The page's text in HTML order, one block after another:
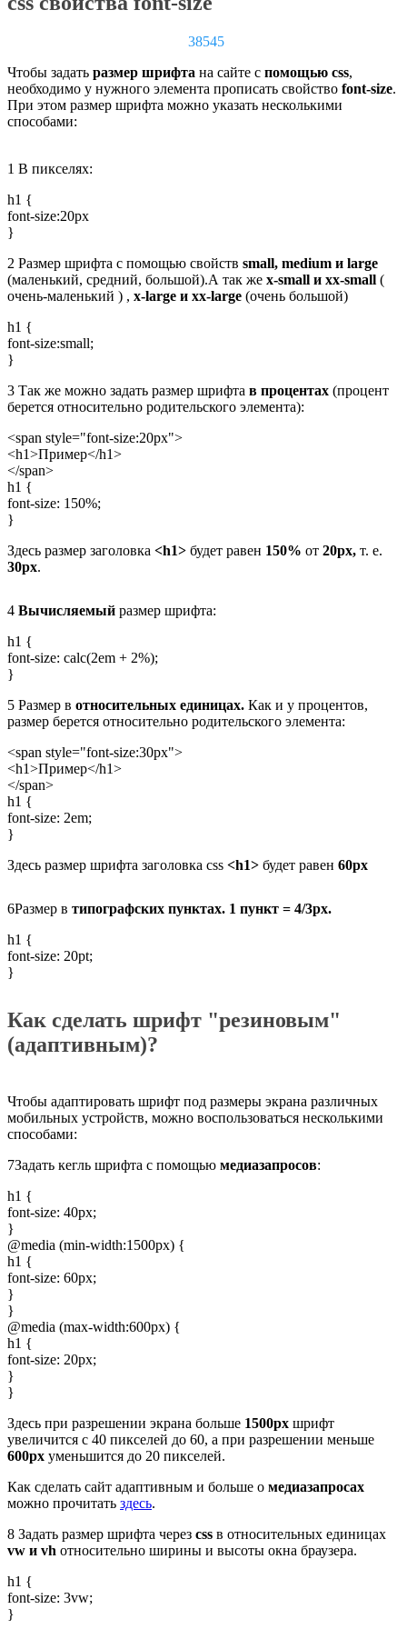
38545
Чтобы задать размер шрифта на сайте с помощью css,
необходимо у нужного элемента прописать свойство font-size.
При этом размер шрифта можно указать несколькими
способами:
1 В пикселях:
h1 {
font-size:20px
}
2 Размер шрифта с помощью свойств small, medium и large
(маленький, средний, большой).А так же x-small и xx-small (
очень-маленький ) , x-large и xx-large (очень большой)
h1 {
font-size:small;
}
3 Так же можно задать размер шрифта в процентах (процент
берется относительно родительского элемента):
<span style="font-size:20px">
<h1>Пример</h1>
</span>
h1 {
font-size: 150%;
}
Здесь размер заголовка <h1> будет равен 150% от 20px, т. е.
30px.
4 Вычисляемый размер шрифта:
h1 {
font-size: calc(2em + 2%);
}
5 Размер в относительных единицах. Как и у процентов,
размер берется относительно родительского элемента:
<span style="font-size:30px">
<h1>Пример</h1>
</span>
h1 {
font-size: 2em;
}
Здесь размер шрифта заголовка css <h1> будет равен 60px
6Размер в типографских пунктах. 1 пункт = 4/3px.
h1 {
font-size: 20pt;
}
Как сделать шрифт "резиновым"
(адаптивным)?
Чтобы адаптировать шрифт под размеры экрана различных
мобильных устройств, можно воспользоваться несколькими
способами:
7Задать кегль шрифта с помощью медиазапросов:
h1 {
font-size: 40px;
}
@media (min-width:1500px) {
h1 {
font-size: 60px;
}
}
@media (max-width:600px) {
h1 {
font-size: 20px;
}
}
Здесь при разрешении экрана больше 1500px шрифт
увеличится с 40 пикселей до 60, а при разрешении меньше
600px уменьшится до 20 пикселей.
Как сделать сайт адаптивным и больше о медиазапросах
можно прочитать здесь.
8 Задать размер шрифта через css в относительных единицах
vw и vh относительно ширины и высоты окна браузера.
h1 {
font-size: 3vw;
}